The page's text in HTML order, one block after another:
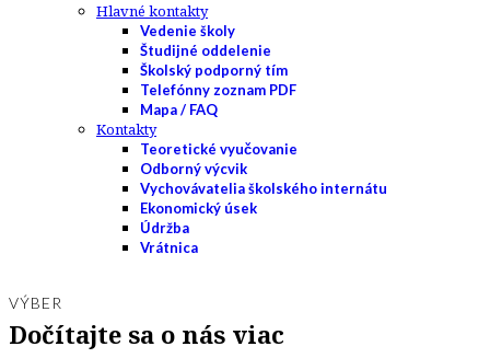
Hlavné kontakty
Vedenie školy
Študijné oddelenie
Školský podporný tím
Telefónny zoznam PDF
Mapa / FAQ
Kontakty
Teoretické vyučovanie
Odborný výcvik
Vychovávatelia školského internátu
Ekonomický úsek
Údržba
Vrátnica
VÝBER
Dočítajte sa o nás viac